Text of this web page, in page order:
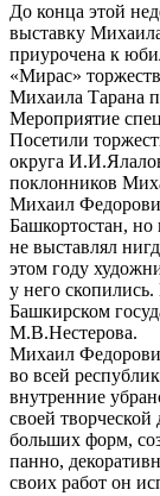
До конца этой
выставку
приурочена к
«Мирас»
Михаила Тарана
Мероприятие
Посетили
округа
поклонников
Михаил
Башкортостан,
не выставлял
этом году
у него
Башкирском
М.В.Нестерова.
Михаил
во всей
внутренние
своей творческой
больших форм,
панно,
своих работ он